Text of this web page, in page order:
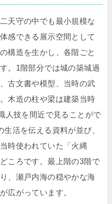
天守の中でも最小規模な
感できる展示空間として
構造を生かし、各階ごと
。1階部分では城の築城過
古文書や模型、当時の武
木造の柱や梁は建築当時
人技を間近で見ることがで
活を伝える資料が並び、
時使われていた「火縄
ころです。最上階の3階で
、瀬戸内海の穏やかな海
広がっています。